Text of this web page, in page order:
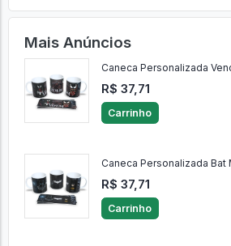
Mais Anúncios
Caneca Personalizada
R$ 37,71
Carrinho
Caneca Personalizada Bat
R$ 37,71
Carrinho